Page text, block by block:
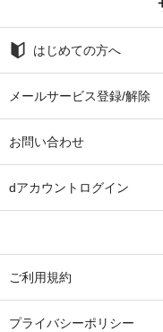
はじめての方へ
メールサービス登録/解除
お問い合わせ
dアカウントログイン
ご利用規約
プライバシーポリシー